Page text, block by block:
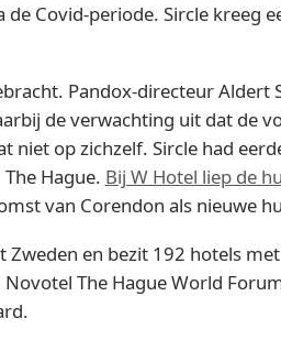
Covid-periode. Sircle kreeg
Pandox-directeur
de verwachting uit dat de
op zichzelf. Sircle had
Hague. Bij W Hotel liep de
van Corendon als nieuwe
en bezit 192 hotels
The Hague World